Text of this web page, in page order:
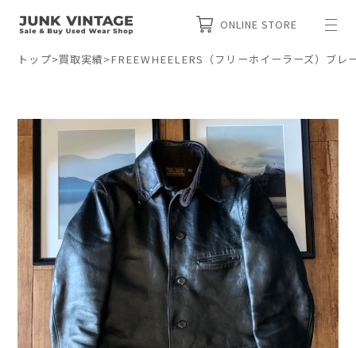
ONLINE STORE
トップ>買取実績>FREEWHEELERS（フリーホイーラーズ）ブレ